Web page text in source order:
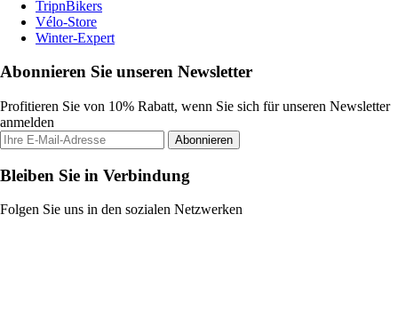
TripnBikers
Vélo-Store
Winter-Expert
Abonnieren Sie unseren Newsletter
Profitieren Sie von 10% Rabatt, wenn Sie sich für unseren Newsletter
anmelden
Abonnieren
Bleiben Sie in Verbindung
Folgen Sie uns in den sozialen Netzwerken